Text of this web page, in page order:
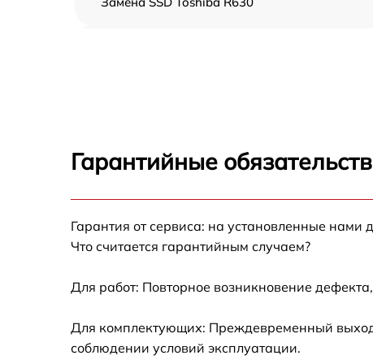
Замена системы охлаждения Toshiba R630
Замена оперативной памяти Toshiba R630
Гарантийные
Гарантия от сервиса: на установленные нами
Что считается гарантийным случаем?
Для работ: Повторное возникновение
Для комплектующих: Преждевременный выход
соблюдении условий эксплуатации.